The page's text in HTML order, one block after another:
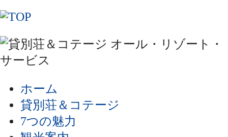
ホーム
貸別荘＆コテージ
7つの魅力